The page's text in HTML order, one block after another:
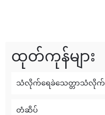
ထုတ်ကုန်များ
သံလိုက်ရေခဲသေတ္တာသံလိုက်
တံဆိပ်